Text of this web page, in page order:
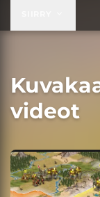
videot